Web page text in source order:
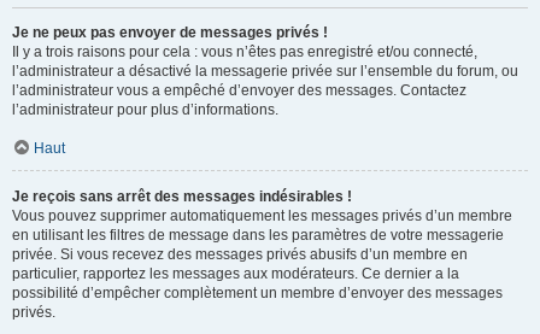
Je ne peux pas envoyer de messages privés !
Il y a trois raisons pour cela : vous n’êtes pas enregistré et/ou connecté,
l’administrateur a désactivé la messagerie privée sur l’ensemble du forum, ou
l’administrateur vous a empêché d’envoyer des messages. Contactez
l’administrateur pour plus d’informations.
Haut
Je reçois sans arrêt des messages indésirables !
Vous pouvez supprimer automatiquement les messages privés d’un membre
en utilisant les filtres de message dans les paramètres de votre messagerie
privée. Si vous recevez des messages privés abusifs d’un membre en
particulier, rapportez les messages aux modérateurs. Ce dernier a la
possibilité d’empêcher complètement un membre d’envoyer des messages
privés.